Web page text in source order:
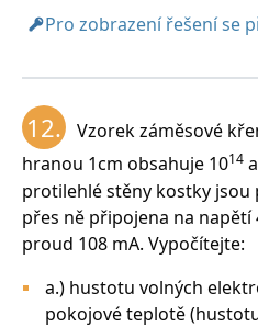
Pro zobrazení řešení se
12.
Vzorek záměsové
hranou 1cm obsahuje 1014
protilehlé stěny kostky jsou
přes ně připojena na napětí
proud 108 mA. Vypočítejte:
a.) hustotu volných
pokojové teplotě